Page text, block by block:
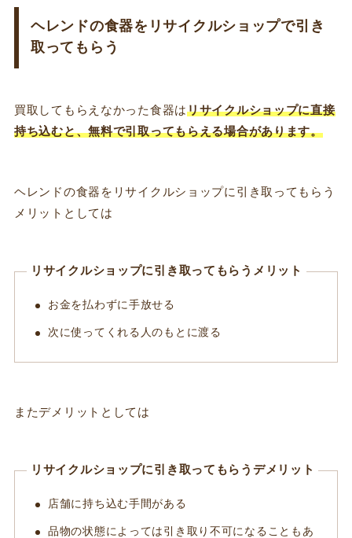
ヘレンドの食器をリサイクルショップで引き
取ってもらう
買取してもらえなかった食器はリサイクルショップに直接
持ち込むと、無料で引取ってもらえる場合があります。
ヘレンドの食器をリサイクルショップに引き取ってもらう
メリットとしては
リサイクルショップに引き取ってもらうメリット
お金を払わずに手放せる
次に使ってくれる人のもとに渡る
またデメリットとしては
リサイクルショップに引き取ってもらうデメリット
店舗に持ち込む手間がある
品物の状態によっては引き取り不可になることもあ